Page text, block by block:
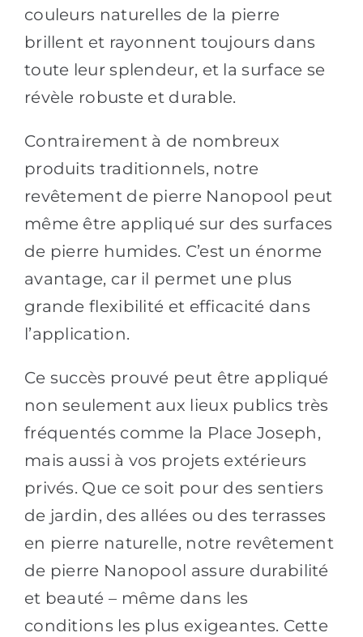
couleurs naturelles de la pierre
brillent et rayonnent toujours dans
toute leur splendeur, et la surface se
révèle robuste et durable.
Contrairement à de nombreux
produits traditionnels, notre
revêtement de pierre Nanopool peut
même être appliqué sur des surfaces
de pierre humides. C’est un énorme
avantage, car il permet une plus
grande flexibilité et efficacité dans
l’application.
Ce succès prouvé peut être appliqué
non seulement aux lieux publics très
fréquentés comme la Place Joseph,
mais aussi à vos projets extérieurs
privés. Que ce soit pour des sentiers
de jardin, des allées ou des terrasses
en pierre naturelle, notre revêtement
de pierre Nanopool assure durabilité
et beauté – même dans les
conditions les plus exigeantes. Cette